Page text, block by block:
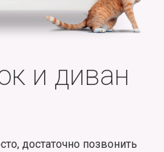
и диван
достаточно позвонить